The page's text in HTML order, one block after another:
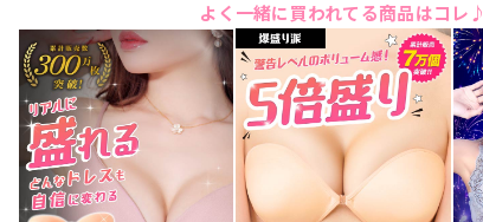
よく一緒に買われてる商品はコレ♪